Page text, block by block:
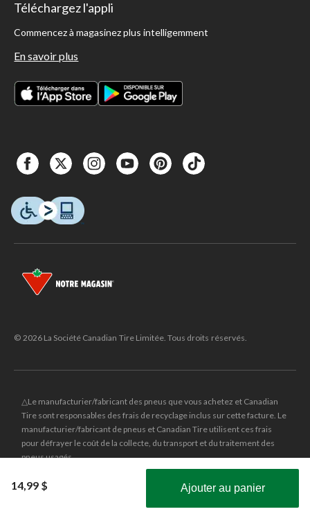
14,99 $ Ajouter au panier
Obtenez les plus récentes offres!
Téléchargez l'appli
Commencez à magasinez plus intelligemment
En savoir plus
© 2026 La Société Canadian Tire Limitée. Tous droits réservés.
△Le manufacturier/fabricant des pneus que vous achetez et Canadian
Tire sont responsables des frais de recyclage inclus sur cette facture. Le
manufacturier/fabricant de pneus et Canadian Tire utilisent ces frais
pour défrayer le coût de la collecte, du transport et du traitement des
pneus usagés.
et le logo du triangle CANADIAN TIRE sont des
marques de commerce déposées de la Société Canadian Tire Limitée.